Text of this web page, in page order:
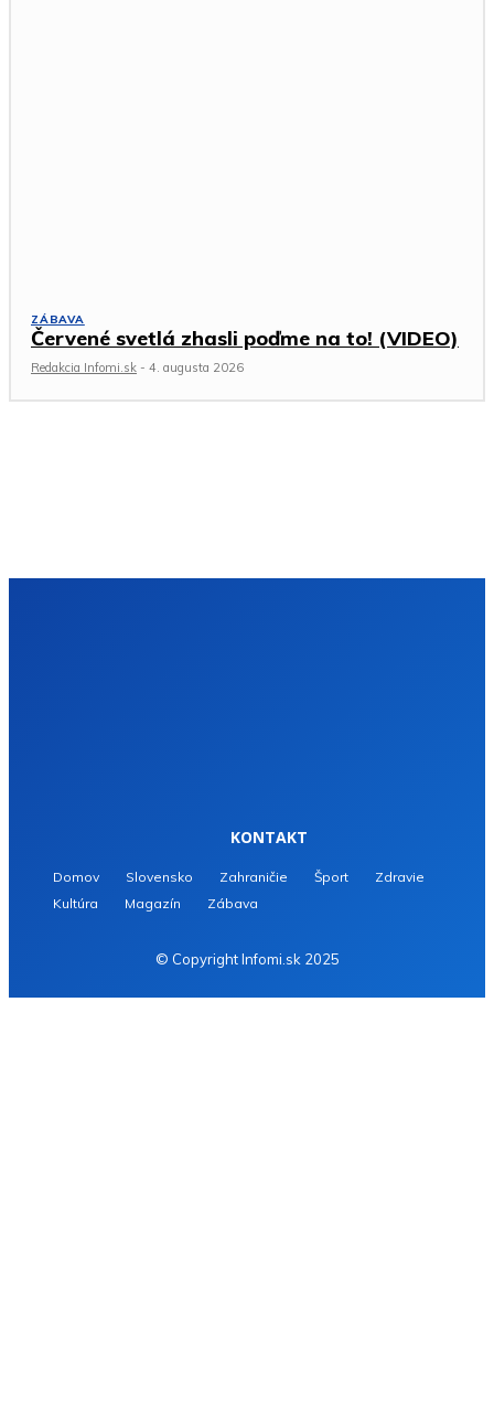
ZÁBAVA
Červené svetlá zhasli poďme na to! (VIDEO)
Redakcia Infomi.sk - 4. augusta 2026
KONTAKT
Domov Slovensko Zahraničie Šport
Zdravie
Kultúra
Magazín Zábava
© Copyright Infomi.sk 2025